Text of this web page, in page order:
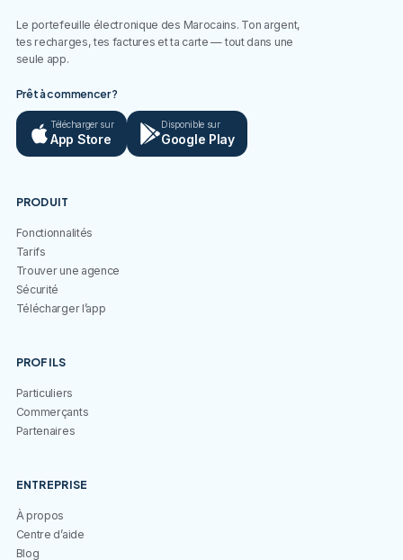
Le portefeuille électronique des Marocains. Ton argent,
tes recharges, tes factures et ta carte — tout dans une
seule app.
Prêt à commencer ?
Télécharger sur
App Store
Disponible sur
Google Play
PRODUIT
Fonctionnalités
Tarifs
Trouver une agence
Sécurité
Télécharger l’app
PROFILS
Particuliers
Commerçants
Partenaires
ENTREPRISE
À propos
Centre d’aide
Blog